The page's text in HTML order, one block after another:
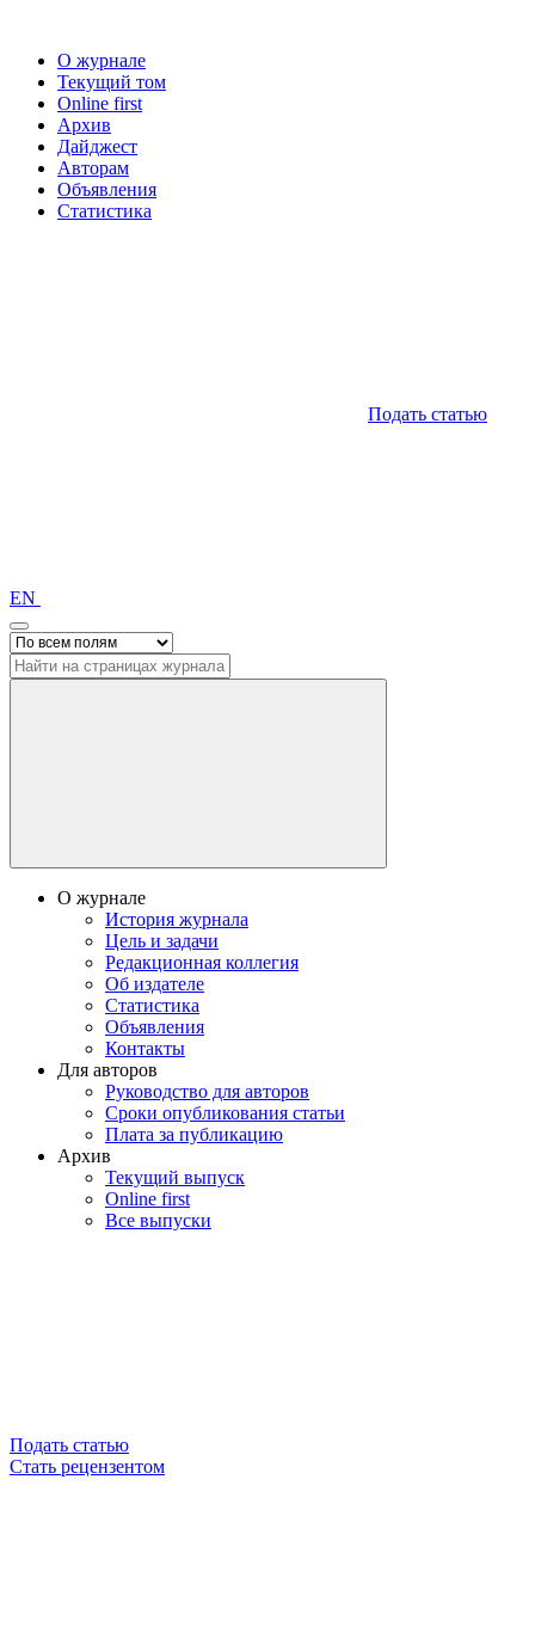
О журнале
Текущий том
Online first
Архив
Дайджест
Авторам
Объявления
Статистика
Подать статью
EN
О журнале
История журнала
Цель и задачи
Редакционная коллегия
Об издателе
Статистика
Объявления
Контакты
Для авторов
Руководство для авторов
Сроки опубликования статьи
Плата за публикацию
Архив
Текущий выпуск
Online first
Все выпуски
Подать статью
Стать рецензентом